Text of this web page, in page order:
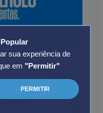
sua experiência de
em "Permitir"
PERMITIR